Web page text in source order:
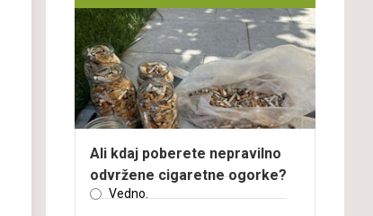
Ali kdaj poberete nepravilno
odvržene cigaretne ogorke?
Vedno.